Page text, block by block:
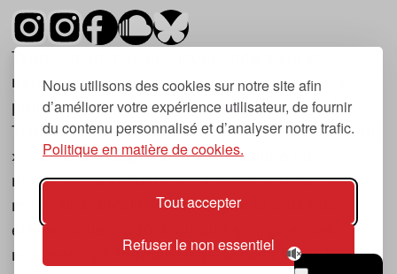
Nous utilisons des cookies sur notre site afin
d’améliorer votre expérience utilisateur, de fournir
du contenu personnalisé et d’analyser notre trafic.
Politique en matière de cookies.
Tout accepter
Refuser le non essentiel
Tsugi est un mensuel indépendant sur la
musique et les nouvelles tendances, dont la
première parution date de 2007.
Tsugi en japonais signifie « prochain », « suivant
», ce qui correspond à la thématique du
magazine, à l’affût des nouvelles tendances
musicales, qu’elles viennent de la musique
électronique, du rock ou du hip hop, et des
nouveaux phénomènes de société liés à la